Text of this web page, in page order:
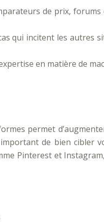
de prix,
qui incitent les autres
en matière de
permet
de bien cibler
Pinterest et